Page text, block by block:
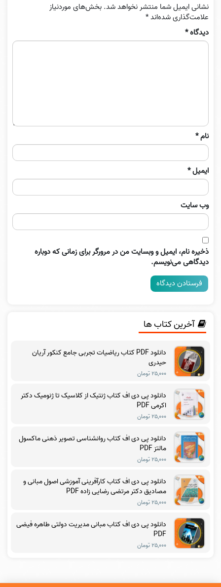
نشانی ایمیل شما منتشر نخواهد شد. بخش‌های موردنیاز
علامت‌گذاری شده‌اند*
دیدگاه*
نام*
ایمیل*
وب‌ سایت
ذخیره نام، ایمیل و وبسایت من در مرورگر برای زمانی که دوباره
دیدگاهی می‌نویسم.
آخرین کتاب ها
دانلود PDF کتاب ریاضیات تجربی جامع کنکور آریان
حیدری
۲۵,۰۰۰ تومان
دانلود پی دی اف کتاب ژنتیک از کلاسیک تا ژنومیک دکتر
اکرمی PDF
۲۵,۰۰۰ تومان
دانلود پی دی اف کتاب روانشناسی تصویر ذهنی ماکسول
مالتز PDF
۲۵,۰۰۰ تومان
دانلود پی دی اف کتاب کارآفرینی آموزشی اصول مبانی و
مصادیق دکتر مرتضی رضایی زاده PDF
۲۵,۰۰۰ تومان
دانلود پی دی اف کتاب مبانی مدیریت دولتی طاهره فیضی
PDF
۲۵,۰۰۰ تومان